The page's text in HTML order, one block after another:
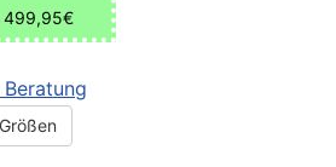
499,95€